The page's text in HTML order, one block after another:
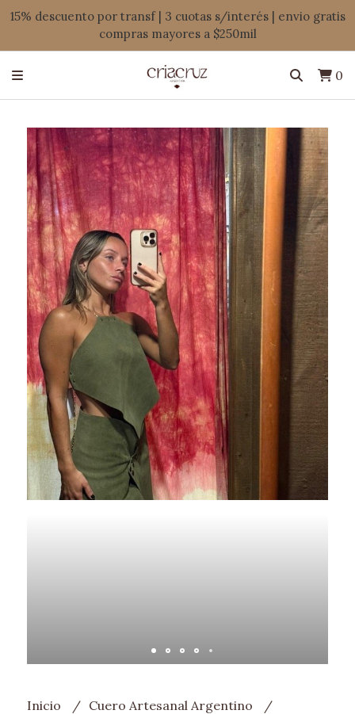
15% descuento por transf | 3 cuotas s/interés | envio gratis
compras mayores a $250mil
0
Inicio
Cuero Artesanal Argentino